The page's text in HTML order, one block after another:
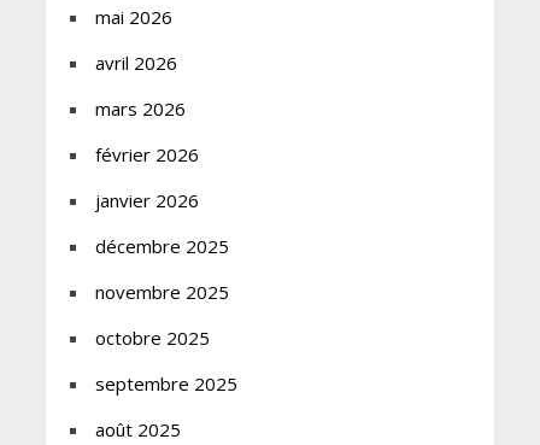
mai 2026
avril 2026
mars 2026
février 2026
janvier 2026
décembre 2025
novembre 2025
octobre 2025
septembre 2025
août 2025